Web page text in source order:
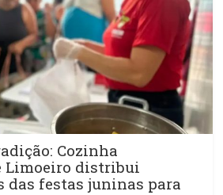
Cozinha
Limoeiro distribui
das festas juninas para